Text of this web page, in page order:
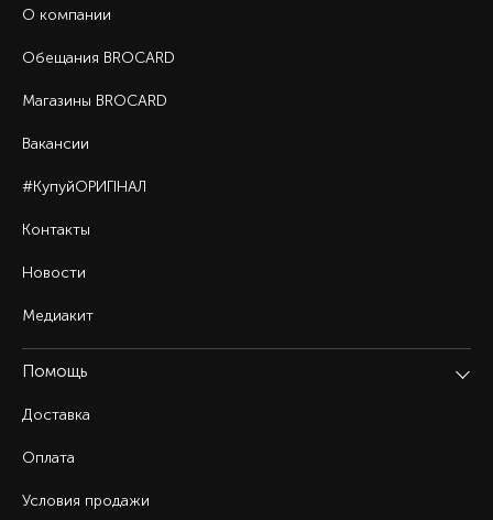
О компании
Обещания BROCARD
Магазины BROCARD
Вакансии
#КупуйОРИГІНАЛ
Контакты
Новости
Медиакит
Помощь
Доставка
Оплата
Условия продажи